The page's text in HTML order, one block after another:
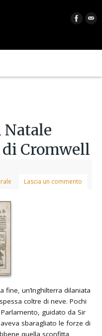
Natale
Cromwell
Lascia un commento
fine, un’Inghilterra dilaniata
coltre di neve. Pochi
guidato da Sir
sbaragliato le forze di
quella sconfitta